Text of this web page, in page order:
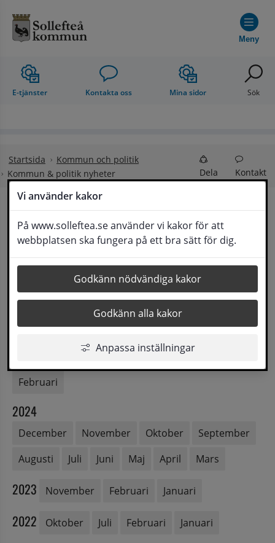
Vi använder kakor
På www.solleftea.se använder vi kakor för att
webbplatsen ska fungera på ett bra sätt för dig.
Godkänn nödvändiga kakor
Godkänn alla kakor
Anpassa inställningar
Meny
E-tjänster Kontakta oss Mina sidor Sök
Startsida
Kommun och politik
Kommun & politik nyheter
Dela Kontakt
Kommun & politik
nyheter
2026
Oktober April
Februari
2024
December November Oktober
September
Augusti
Juli Juni Maj April Mars
2023 November Februari Januari
2022 Oktober Juli Februari Januari